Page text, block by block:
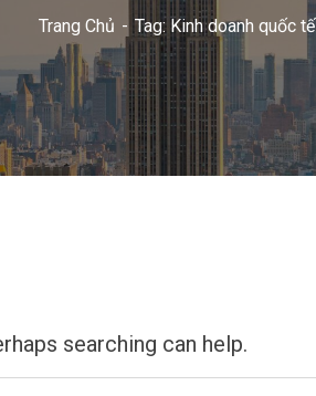
Trang Chủ Tag: Kinh doanh quốc tế
searching can help.